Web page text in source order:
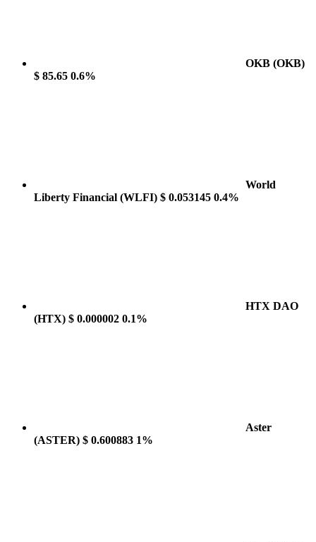
OKB (OKB)
$ 85.65 0.6%
World
Liberty Financial (WLFI) $ 0.053145 0.4%
HTX DAO
(HTX) $ 0.000002 0.1%
Aster
(ASTER) $ 0.600883 1%